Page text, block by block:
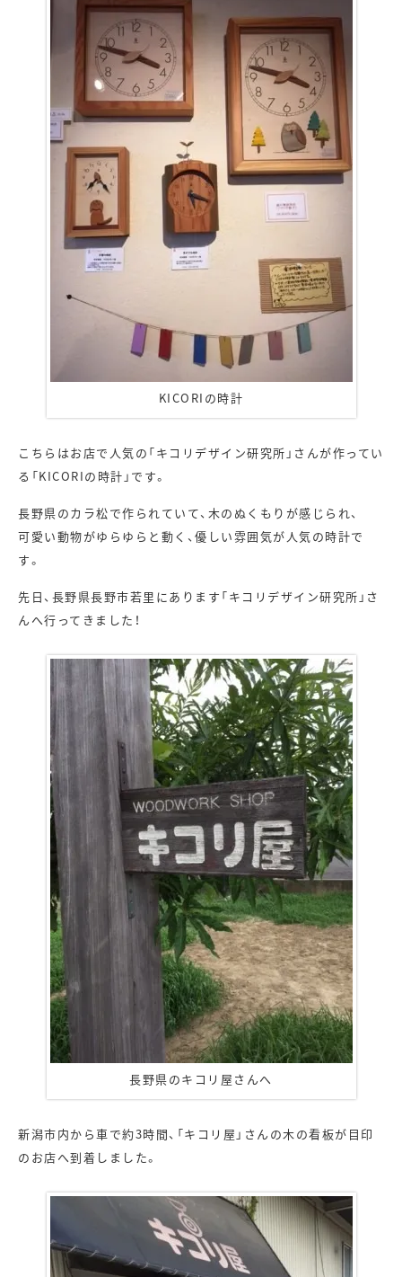
KICORIの時計
こちらはお店で人気の「キコリデザイン研究所」さんが作ってい
る「KICORIの時計」です。
長野県のカラ松で作られていて、木のぬくもりが感じられ、
可愛い動物がゆらゆらと動く、優しい雰囲気が人気の時計で
す。
先日、長野県長野市若里にあります「キコリデザイン研究所」さ
んへ行ってきました！
長野県のキコリ屋さんへ
新潟市内から車で約3時間、「キコリ屋」さんの木の看板が目印
のお店へ到着しました。